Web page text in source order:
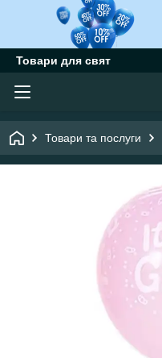
Товари для свят
Товари та послуги